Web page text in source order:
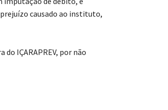
causado ao instituto,
IÇARAPREV, por não